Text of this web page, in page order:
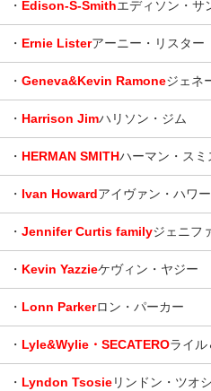
・ Edison-S-Smithエディソン・サ
・ Ernie Listerアーニー・リスター
・ Geneva&Kevin Ramoneジェネ
・ Harrison Jimハリソン・ジム
・ HERMAN SMITHハーマン・スミ
・ Ivan Howardアイヴァン・ハワ
・ Jennifer Curtis familyジェニフ
・ Kevin Yazzieケヴィン・ヤジー
・ Lonn Parkerロン・パーカー
・ Lyle&Wylie・SECATEROライル
・ Lyndon Tsosieリンドン・ツオ